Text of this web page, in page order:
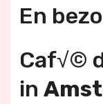
En
Caf√©
in